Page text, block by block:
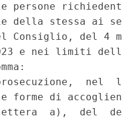
persone
della stessa ai
Consiglio, del 4
e nei limiti
nel
forme di
lettera  a),  del